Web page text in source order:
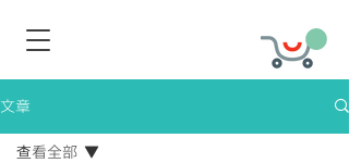
文章
查看全部